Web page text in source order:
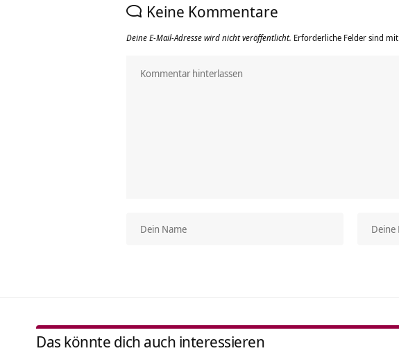
Keine Kommentare
Deine E-Mail-Adresse wird nicht veröffentlicht. Erforderliche Felder sind mit
Das könnte dich auch interessieren